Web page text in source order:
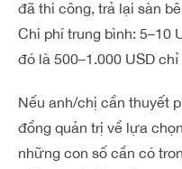
đã thi công, trả lại sàn
Chi phí trung bình: 5–10
đó là 500–1.000 USD
Nếu anh/chị cần thuyết
đồng quản trị về lựa
những con số cần có